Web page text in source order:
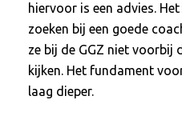
hiervoor is een advies.
zoeken bij een goede
ze bij de GGZ niet voorbij
kijken. Het fundament
laag dieper.